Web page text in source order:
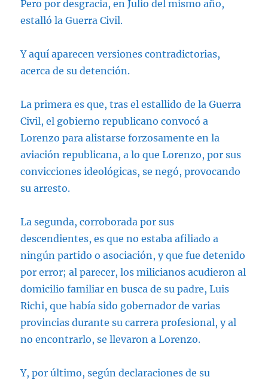
Pero por desgracia, en Julio del mismo año,
estalló la Guerra Civil.
Y aquí aparecen versiones contradictorias,
acerca de su detención.
La primera es que, tras el estallido de la Guerra
Civil, el gobierno republicano convocó a
Lorenzo para alistarse forzosamente en la
aviación republicana, a lo que Lorenzo, por sus
convicciones ideológicas, se negó, provocando
su arresto.
La segunda, corroborada por sus
descendientes, es que no estaba afiliado a
ningún partido o asociación, y que fue detenido
por error; al parecer, los milicianos acudieron al
domicilio familiar en busca de su padre, Luis
Richi, que había sido gobernador de varias
provincias durante su carrera profesional, y al
no encontrarlo, se llevaron a Lorenzo.
Y, por último, según declaraciones de su